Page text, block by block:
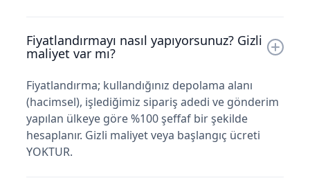
Fiyatlandırmayı nasıl yapıyorsunuz? Gizli
maliyet var mı?
Fiyatlandırma; kullandığınız depolama alanı
(hacimsel), işlediğimiz sipariş adedi ve gönderim
yapılan ülkeye göre %100 şeffaf bir şekilde
hesaplanır. Gizli maliyet veya başlangıç ücreti
YOKTUR.